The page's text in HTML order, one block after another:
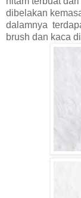
dibelakan
dalamnya
brush dan kaca